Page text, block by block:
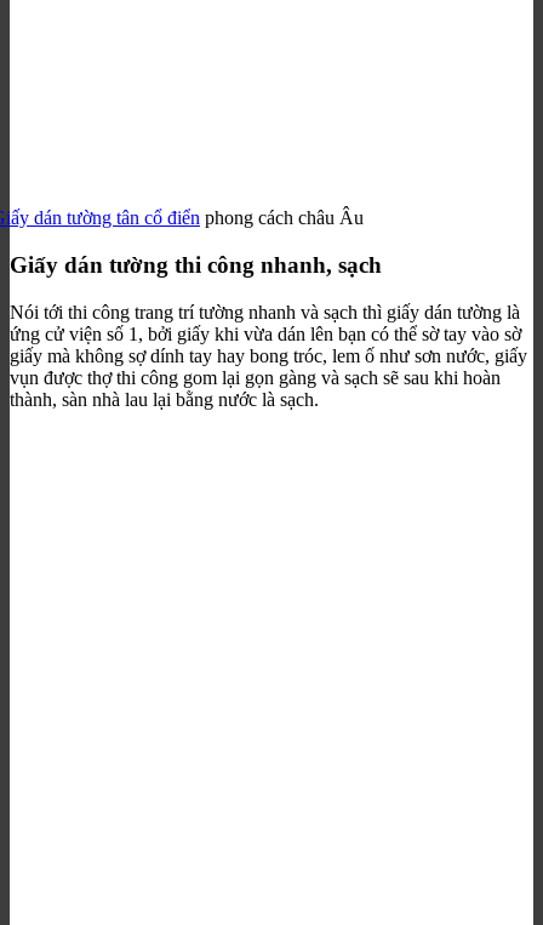
dán tường tân cổ điển phong cách châu Âu
Giấy dán tường thi công nhanh, sạch
Nói tới thi công trang trí tường nhanh và sạch thì giấy dán tường là
ứng cử viện số 1, bởi giấy khi vừa dán lên bạn có thể sờ tay vào sờ
giấy mà không sợ dính tay hay bong tróc, lem ố như sơn nước, giấy
vụn được thợ thi công gom lại gọn gàng và sạch sẽ sau khi hoàn
thành, sàn nhà lau lại bằng nước là sạch.